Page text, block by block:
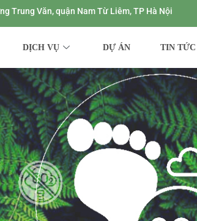
Trung Văn, quận Nam Từ Liêm, TP Hà Nội
DỊCH VỤ DỰ ÁN TIN TỨC